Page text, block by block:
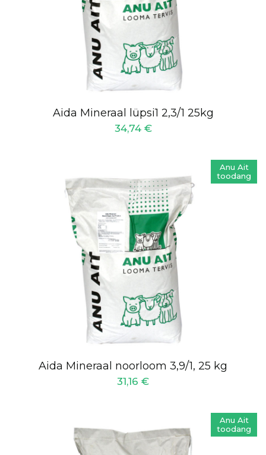
Aida Mineraal lüpsi1 2,3/1 25kg
34,74 €
Anu Ait
toodang
Aida Mineraal noorloom 3,9/1, 25 kg
31,16 €
Anu Ait
toodang